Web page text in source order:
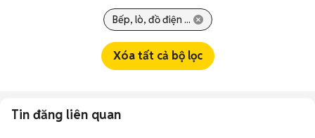
Bếp, lò, đồ điện ...
Xóa tất cả bộ lọc
Tin đăng liên quan